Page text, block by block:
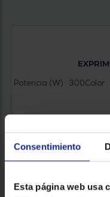
Consentimiento
Esta página web usa
Potencia (W) : 300Color